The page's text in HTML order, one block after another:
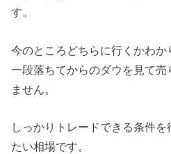
す。
今のところどちらに行くかわか
一段落ちてからのダウを見て
ません。
しっかりトレードできる条件
たい相場です。